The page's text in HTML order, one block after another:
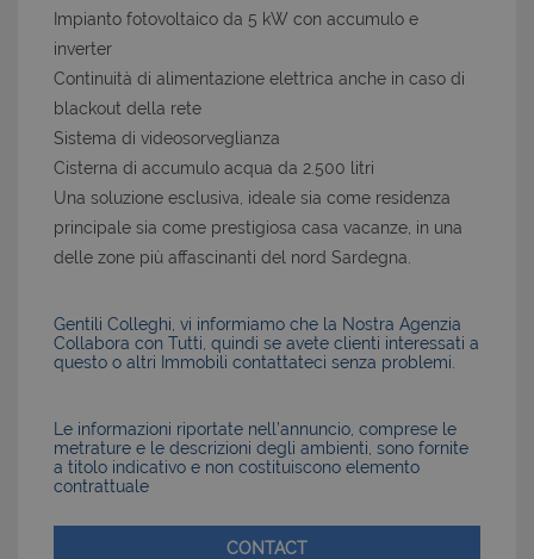
Impianto fotovoltaico da 5 kW con accumulo e
inverter
Continuità di alimentazione elettrica anche in caso di
blackout della rete
Sistema di videosorveglianza
Cisterna di accumulo acqua da 2.500 litri
Una soluzione esclusiva, ideale sia come residenza
principale sia come prestigiosa casa vacanze, in una
delle zone più affascinanti del nord Sardegna.
Gentili Colleghi, vi informiamo che la Nostra Agenzia
Collabora con Tutti, quindi se avete clienti interessati a
questo o altri Immobili contattateci senza problemi.
Le informazioni riportate nell’annuncio, comprese le
metrature e le descrizioni degli ambienti, sono fornite
a titolo indicativo e non costituiscono elemento
contrattuale
CONTACT